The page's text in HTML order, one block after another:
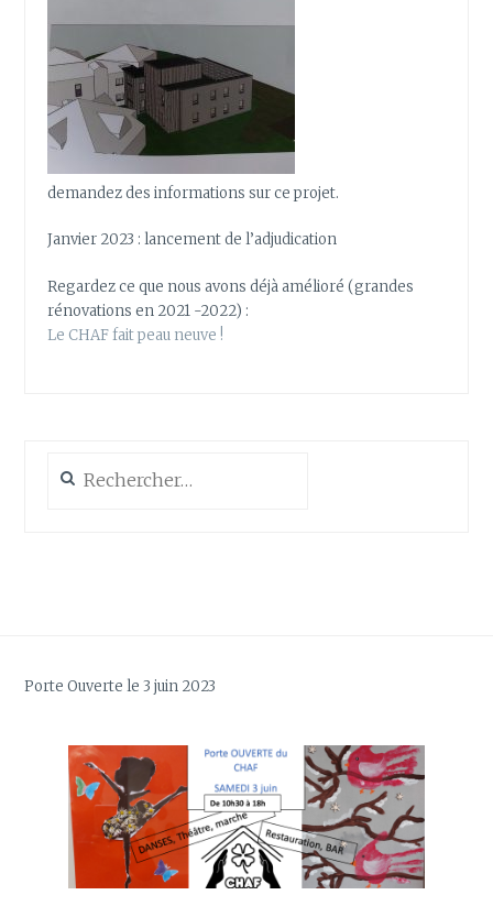
demandez des informations sur ce projet.
Janvier 2023 : lancement de l’adjudication
Regardez ce que nous avons déjà amélioré (grandes
rénovations en 2021 -2022) :
Le CHAF fait peau neuve !
Porte Ouverte le 3 juin 2023